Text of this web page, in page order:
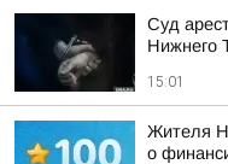
Суд
Нижнего
15:01
Жителя
о